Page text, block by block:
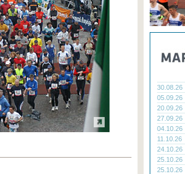
30.08.26
05.09.26
20.09.26
27.09.26
04.10.26
11.10.26
24.10.26
25.10.26
25.10.26